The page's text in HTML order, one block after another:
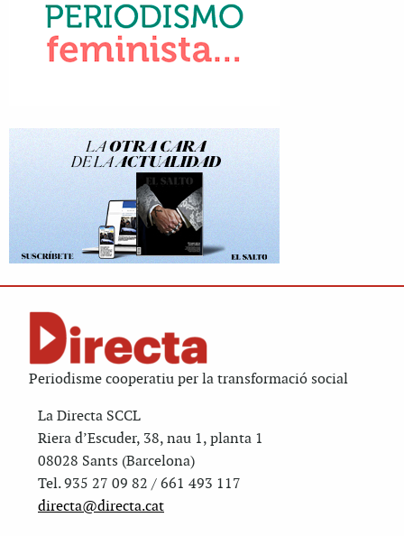
Periodisme cooperatiu per la transformació social
La Directa SCCL
Riera d’Escuder, 38, nau 1, planta 1
08028 Sants (Barcelona)
Tel. 935 27 09 82 / 661 493 117
directa@directa.cat